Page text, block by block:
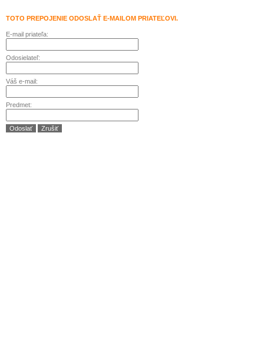
TOTO PREPOJENIE ODOSLAŤ E-MAILOM PRIATEĽOVI.
E-mail priateľa:
Odosielateľ:
Váš e-mail:
Predmet:
Odoslať Zrušiť